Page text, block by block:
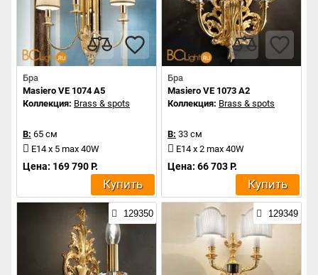
Бра
Masiero VE 1074 A5
Коллекция: Brass & spots
В: 65 см
E14 x 5 max 40W
Цена: 169 790 Р.
Купить
Бра
Masiero VE 1073 A2
Коллекция: Brass & spots
В: 33 см
E14 x 2 max 40W
Цена: 66 703 Р.
Купить
129350 129349